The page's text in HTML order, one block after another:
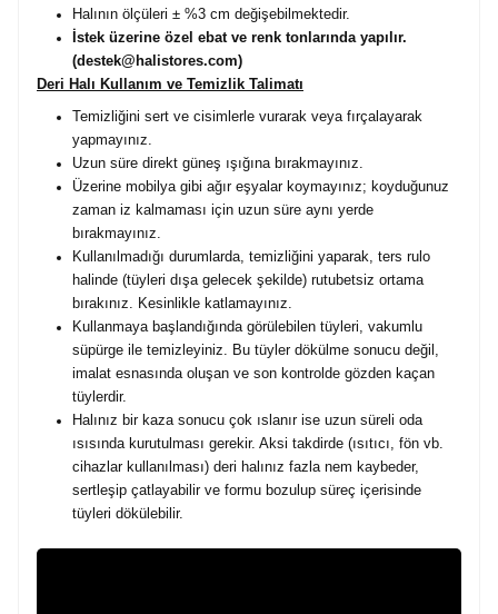
Halının ölçüleri ± %3 cm değişebilmektedir.
İstek üzerine özel ebat ve renk tonlarında yapılır.
(destek@halistores.com)
Deri Halı Kullanım ve Temizlik Talimatı
Temizliğini sert ve cisimlerle vurarak veya fırçalayarak
yapmayınız.
Uzun süre direkt güneş ışığına bırakmayınız.
Üzerine mobilya gibi ağır eşyalar koymayınız; koyduğunuz
zaman iz kalmaması için uzun süre aynı yerde
bırakmayınız.
Kullanılmadığı durumlarda, temizliğini yaparak, ters rulo
halinde (tüyleri dışa gelecek şekilde) rutubetsiz ortama
bırakınız. Kesinlikle katlamayınız.
Kullanmaya başlandığında görülebilen tüyleri, vakumlu
süpürge ile temizleyiniz. Bu tüyler dökülme sonucu değil,
imalat esnasında oluşan ve son kontrolde gözden kaçan
tüylerdir.
Halınız bir kaza sonucu çok ıslanır ise uzun süreli oda
ısısında kurutulması gerekir. Aksi takdirde (ısıtıcı, fön vb.
cihazlar kullanılması) deri halınız fazla nem kaybeder,
sertleşip çatlayabilir ve formu bozulup süreç içerisinde
tüyleri dökülebilir.